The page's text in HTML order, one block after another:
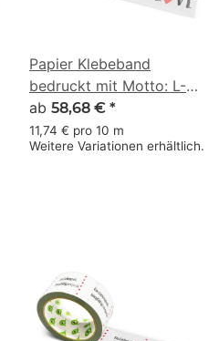
Papier Klebeband
bedruckt mit Motto: L-O-
V-E 002 - 50 m weiss
ab 58,68 € *
11,74 € pro 10 m
Weitere Variationen erhältlich.